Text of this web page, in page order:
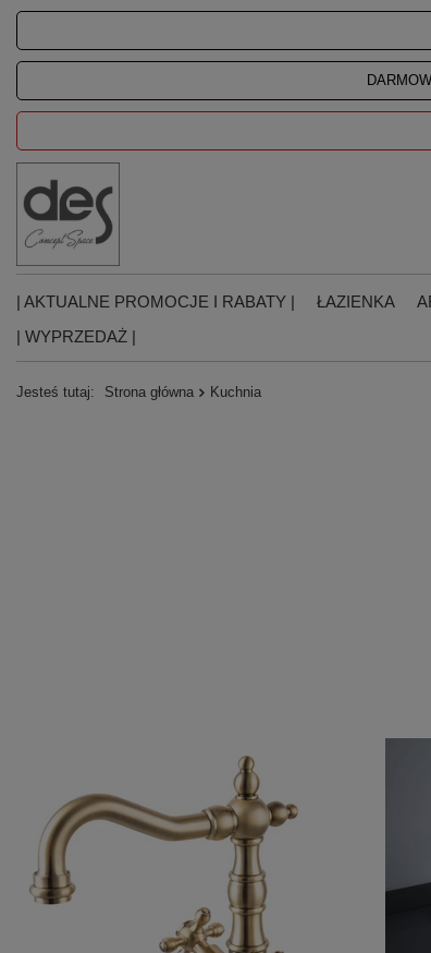
| AKTUALNE PROMOCJE I RABATY | ŁAZIENKA
| WYPRZEDAŻ |
Jesteś tutaj: Strona główna Kuchnia